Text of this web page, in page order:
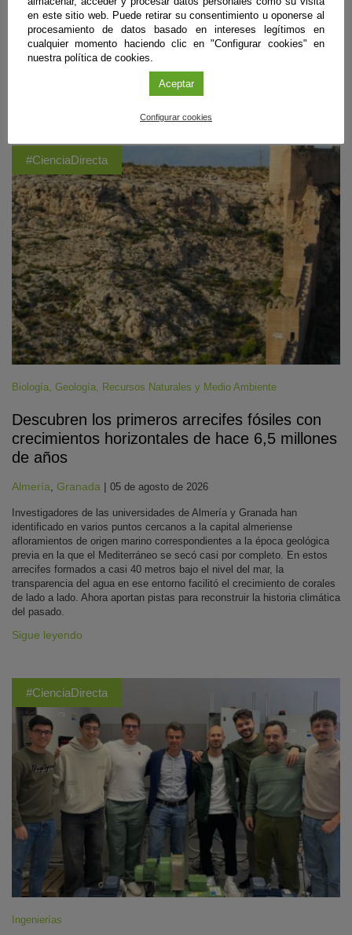
totalmente oculto, los expertos recomiendan protección ocular con
gafas homologadas, evitar trucos caseros y poco efectivos como gafas
de sol convencionales, radiografías, CD o cristales ahumados, ir
debidamente equipados con agua y ropa de abrigo, así como escoger
lugares abiertos y seguros, siempre mirando al horizonte occidental
#CienciaDirecta
Biología, Geología, Recursos Naturales y Medio Ambiente
Descubren los primeros arrecifes fósiles con
crecimientos horizontales de hace 6,5 millones
de años
Almería Granada | 05 de agosto de 2026
Investigadores de las universidades de Almería y Granada han
identificado en varios puntos cercanos a la capital almeriense
afloramientos de origen marino correspondientes a la época geológica
previa en la que el Mediterráneo se secó casi por completo. En estos
arrecifes formados a casi 40 metros bajo el nivel del mar, la
transparencia del agua en ese entorno facilitó el crecimiento de corales
de lado a lado. Ahora aportan pistas para reconstruir la historia climática
del pasado.
Sigue leyendo
#CienciaDirecta
Ingenierías
en este sitio web. Puede retirar su consentimiento u oponerse al
procesamiento de datos basado en intereses legítimos en
cualquier momento haciendo clic en "Configurar cookies" en
nuestra política de cookies.
Aceptar
Configurar cookies